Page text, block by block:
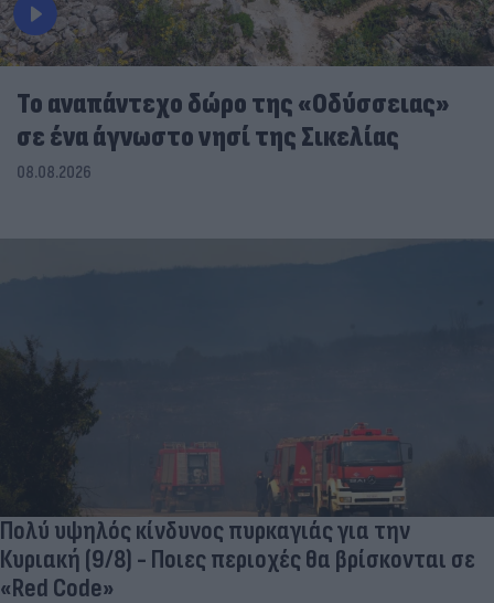
To αναπάντεχο δώρο της «Οδύσσειας»
σε ένα άγνωστο νησί της Σικελίας
08.08.2026
Πολύ υψηλός κίνδυνος πυρκαγιάς για την
Κυριακή (9/8) - Ποιες περιοχές θα βρίσκονται σε
«Red Code»